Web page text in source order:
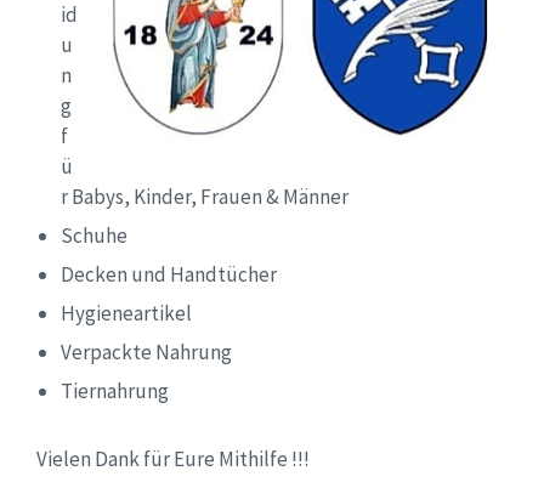
id
u
n
g
f
ü
r Babys, Kinder, Frauen & Männer
Schuhe
Decken und Handtücher
Hygieneartikel
Verpackte Nahrung
Tiernahrung
Vielen Dank für Eure Mithilfe !!!